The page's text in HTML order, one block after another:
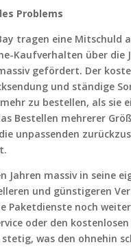
Problems
tragen eine Mitschuld
Kaufverhalten über die
gefördert. Der
und ständige
zu bestellen, als sie
Bestellen mehrerer
unpassenden
massiv in seine
und günstigeren
Paketdienste noch
oder den
was den ohnehin